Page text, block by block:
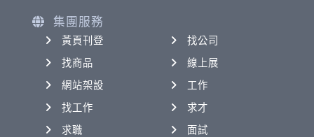
集團服務
黃頁刊登
找公司
找商品
線上展
網站架設
工作
找工作
求才
求職
面試